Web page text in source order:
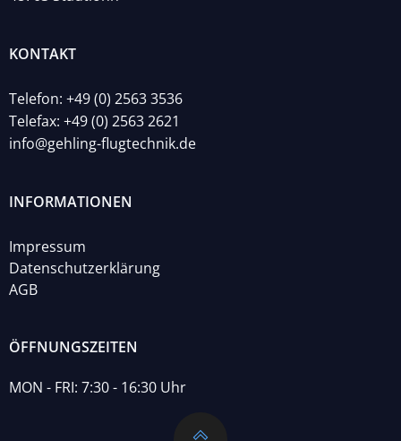
KONTAKT
Telefon: +49 (0) 2563 3536
Telefax: +49 (0) 2563 2621
info@gehling-flugtechnik.de
INFORMATIONEN
Impressum
Datenschutzerklärung
AGB
ÖFFNUNGSZEITEN
MON - FRI: 7:30 - 16:30 Uhr